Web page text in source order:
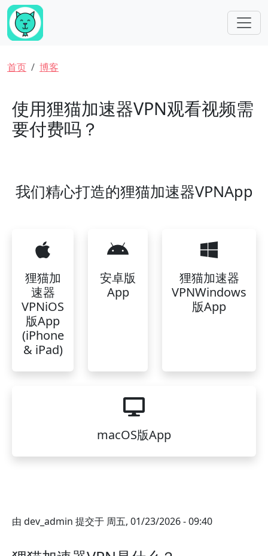
跳转到主要内容
面包屑
首页 博客
使用狸猫加速器VPN观看视频需
要付费吗？
我们精心打造的狸猫加速器VPNApp
狸猫加
速器
VPNiOS
版App
(iPhone
& iPad)
安卓版
App
狸猫加速器
VPNWindows
版App
macOS版App
由 dev_admin 提交于 周五, 01/23/2026 - 09:40